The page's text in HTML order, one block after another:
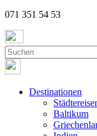
071 351 54 53
Destinationen
Baltikum